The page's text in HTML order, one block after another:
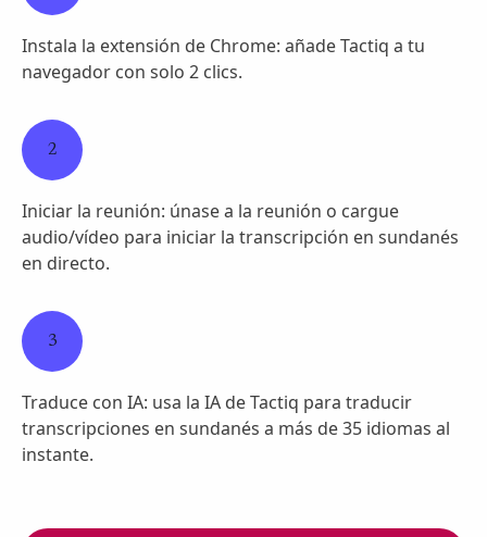
Instala la extensión de Chrome: añade Tactiq a tu
navegador con solo 2 clics.
2
Iniciar la reunión: únase a la reunión o cargue
audio/vídeo para iniciar la transcripción en sundanés
en directo.
3
Traduce con IA: usa la IA de Tactiq para traducir
transcripciones en sundanés a más de 35 idiomas al
instante.